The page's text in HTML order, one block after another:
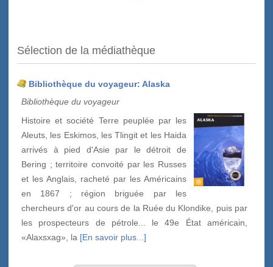
Sélection de la médiathèque
Bibliothèque du voyageur: Alaska
Bibliothèque du voyageur
Histoire et société Terre peuplée par les
Aleuts, les Eskimos, les Tlingit et les Haida
arrivés à pied d'Asie par le détroit de
Bering ; territoire convoité par les Russes
et les Anglais, racheté par les Américains
en 1867 ; région briguée par les
chercheurs d'or au cours de la Ruée du Klondike, puis par
les prospecteurs de pétrole... le 49e État américain,
«Alaxsxag», la [En savoir plus...]